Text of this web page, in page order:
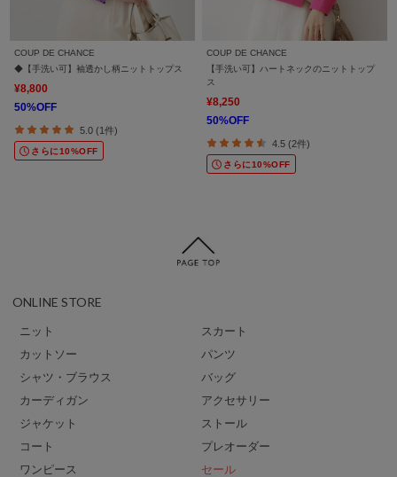
COUP DE CHANCE
◆【手洗い可】袖透かし柄ニットトップス
¥8,800
50%OFF
5.0 (1件)
さらに10%OFF
COUP DE CHANCE
【手洗い可】ハートネックのニットトップ
ス
¥8,250
50%OFF
4.5 (2件)
さらに10%OFF
ONLINE STORE
ニット
カットソー
シャツ・ブラウス
カーディガン
ジャケット
コート
ワンピース
スカート
パンツ
バッグ
アクセサリー
ストール
プレオーダー
セール